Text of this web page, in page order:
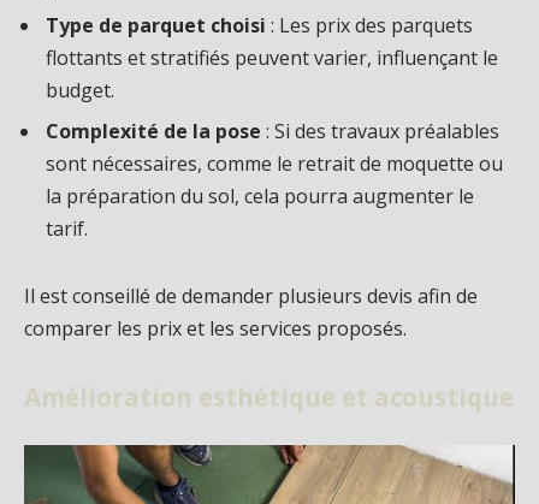
Type de parquet choisi : Les prix des parquets
flottants et stratifiés peuvent varier, influençant le
budget.
Complexité de la pose : Si des travaux préalables
sont nécessaires, comme le retrait de moquette ou
la préparation du sol, cela pourra augmenter le
tarif.
Il est conseillé de demander plusieurs devis afin de
comparer les prix et les services proposés.
Amélioration esthétique et acoustique